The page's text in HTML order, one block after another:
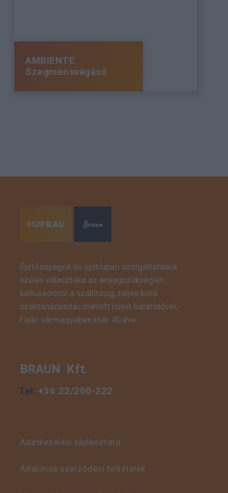
AMBIENTE
Szegmensvágású
Építőanyagok és építőipari szolgáltatások
széles választéka az anyagszükséglet-
kalkulációtól a szállításig, teljes körű
szaktanácsadás mellett rövid határidővel,
Fejér vármegyében már 40 éve.
BRAUN Kft.
Tel: +36 22/200-222
Adatkezelési tájékoztató
Általános szerződési feltételek